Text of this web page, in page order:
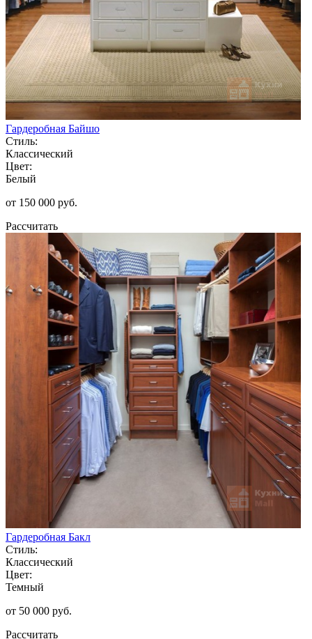
Гардеробная Байшо
Стиль:
Классический
Цвет:
Белый
от 150 000 руб.
Рассчитать
Гардеробная Бакл
Стиль:
Классический
Цвет:
Темный
от 50 000 руб.
Рассчитать